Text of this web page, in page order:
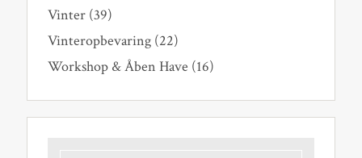
Vinter(39)
Vinteropbevaring(22)
Workshop & Åben Have (16)